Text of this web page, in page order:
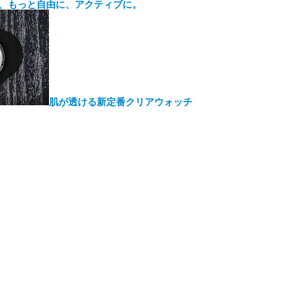
もっと自由に、アクティブに。
肌が透ける新定番クリアウォッチ